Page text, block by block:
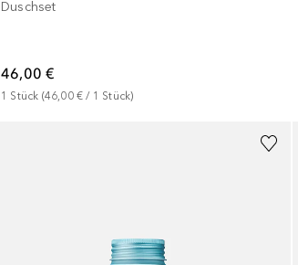
Duschset
46,00 €
1 Stück (46,00 € / 1 Stück)